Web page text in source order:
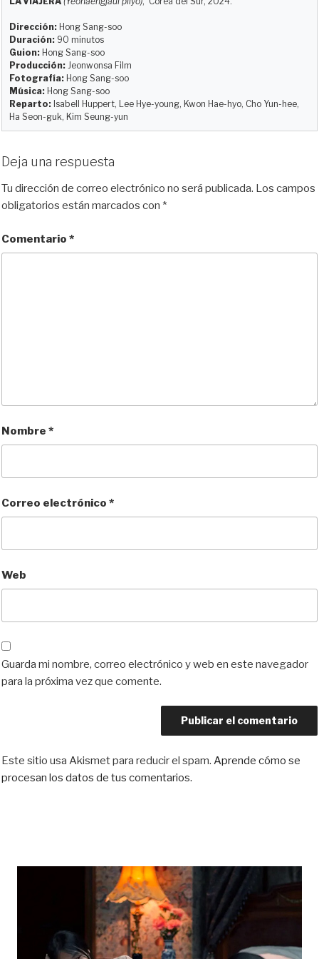
s
k
y
o
d
o
n
b
o
o
k
i
t
l
a
Dirección: Hong Sang-soo
Duración: 90 minutos
Guion: Hong Sang-soo
Producción: Jeonwonsa Film
Fotografía: Hong Sang-soo
Música: Hong Sang-soo
Reparto: Isabell Huppert, Lee Hye-young, Kwon Hae-hyo, Cho Yun-hee,
Ha Seon-guk, Kim Seung-yun
Deja una respuesta
Tu dirección de correo electrónico no será publicada. Los campos
obligatorios están marcados con *
Comentario *
Nombre *
Correo electrónico *
Web
Guarda mi nombre, correo electrónico y web en este navegador
para la próxima vez que comente.
Este sitio usa Akismet para reducir el spam. Aprende cómo se
procesan los datos de tus comentarios.